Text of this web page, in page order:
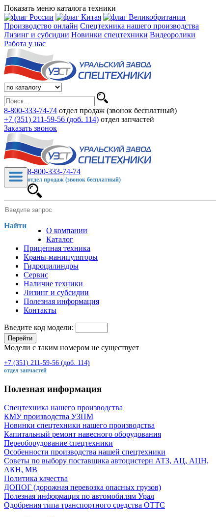
Показать меню каталога техники
Производство онлайн Спецтехника нашего производства
Лизинг и субсидии Новинки спецтехники Видеоролики
Работа у нас
8-800-333-74-74 отдел продаж (звонок бесплатный)
+7 (351) 211-59-56 (доб. 114) отдел запчастей
Заказать звонок
8-800-333-74-74
отдел продаж (звонок бесплатный)
Найти
О компании
Каталог
Прицепная техника
Краны-манипуляторы
Гидроцилиндры
Сервис
Наличие техники
Лизинг и субсидии
Полезная информация
Контакты
Введите код модели:
Перейти
Модели с таким номером не существует
+7 (351) 211-59-56 (доб. 114)
отдел запчастей
Полезная информация
Спецтехника нашего производства
КМУ производства УЗПМ
Новинки спецтехники нашего производства
Капитальный ремонт навесного оборудования
Переоборудование спецтехники
Особенности производства нашей спецтехники
Советы по выбору поставщика автоцистерн АТЗ, АЦ, АЦН,
АКН, МВ
Политика качества
ДОПОГ (дорожная перевозка опасных грузов)
Полезная информация по автомобилям Урал
Одобрения типа транспортного средства ОТТС